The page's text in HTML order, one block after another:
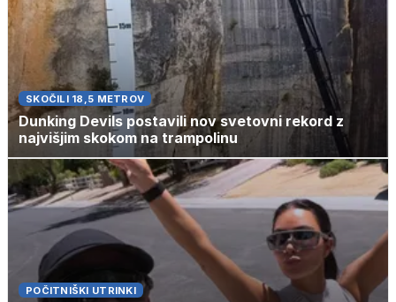
SKOČILI 18,5 METROV
Dunking Devils postavili nov svetovni rekord z
najvišjim skokom na trampolinu
POČITNIŠKI UTRINKI